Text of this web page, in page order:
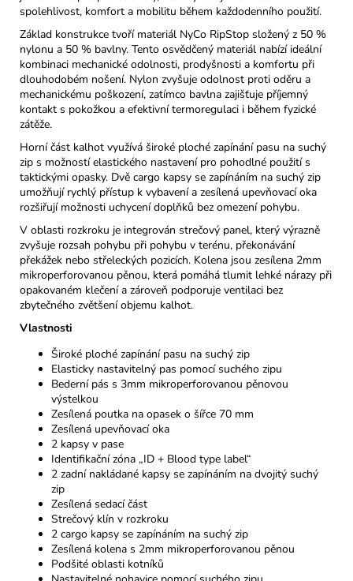
spolehlivost, komfort a mobilitu během každodenního použití.
Základ konstrukce tvoří materiál NyCo RipStop složený z 50 %
nylonu a 50 % bavlny. Tento osvědčený materiál nabízí ideální
kombinaci mechanické odolnosti, prodyšnosti a komfortu při
dlouhodobém nošení. Nylon zvyšuje odolnost proti oděru a
mechanickému poškození, zatímco bavlna zajišťuje příjemný
kontakt s pokožkou a efektivní termoregulaci i během fyzické
zátěže.
Horní část kalhot využívá široké ploché zapínání pasu na suchý
zip s možností elastického nastavení pro pohodlné použití s
taktickými opasky. Dvě cargo kapsy se zapínáním na suchý zip
umožňují rychlý přístup k vybavení a zesílená upevňovací oka
rozšiřují možnosti uchycení doplňků bez omezení pohybu.
V oblasti rozkroku je integrován strečový panel, který výrazně
zvyšuje rozsah pohybu při pohybu v terénu, překonávání
překážek nebo střeleckých pozicích. Kolena jsou zesílena 2mm
mikroperforovanou pěnou, která pomáhá tlumit lehké nárazy při
opakovaném klečení a zároveň podporuje ventilaci bez
zbytečného zvětšení objemu kalhot.
Vlastnosti
Široké ploché zapínání pasu na suchý zip
Elasticky nastavitelný pas pomocí suchého zipu
Bederní pás s 3mm mikroperforovanou pěnovou
výstelkou
Zesílená poutka na opasek o šířce 70 mm
Zesílená upevňovací oka
2 kapsy v pase
Identifikační zóna „ID + Blood type label“
2 zadní nakládané kapsy se zapínáním na dvojitý suchý
zip
Zesílená sedací část
Strečový klín v rozkroku
2 cargo kapsy se zapínáním na suchý zip
Zesílená kolena s 2mm mikroperforovanou pěnou
Podšité oblasti kotníků